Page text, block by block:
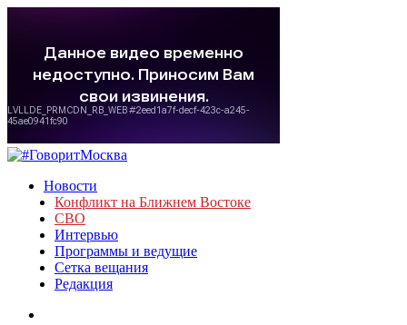
Новости
Конфликт на Ближнем Востоке
СВО
Интервью
Программы и ведущие
Сетка вещания
Редакция